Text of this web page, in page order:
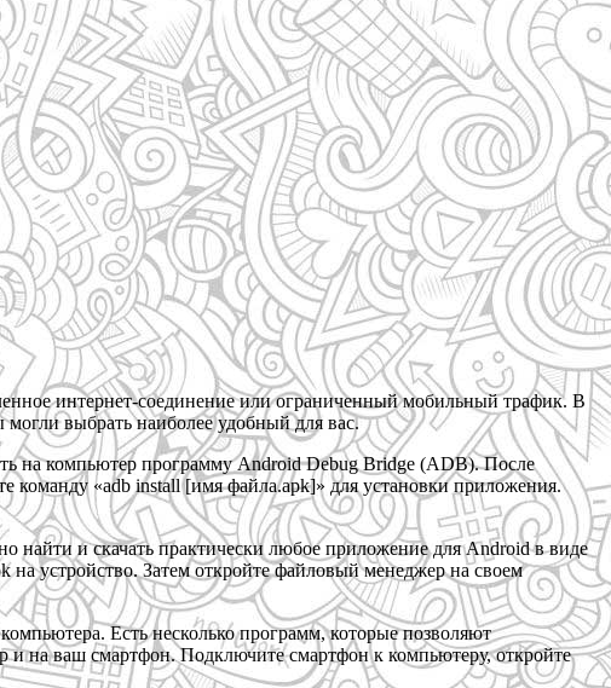
интернет-соединение или ограниченный мобильный трафик. В
выбрать наиболее удобный для вас.
на компьютер программу Android Debug Bridge (ADB). После
«adb install [имя файла.apk]» для установки приложения.
найти и скачать практически любое приложение для Android в виде
устройство. Затем откройте файловый менеджер на своем
Есть несколько программ, которые позволяют
и на ваш смартфон. Подключите смартфон к компьютеру, откройте